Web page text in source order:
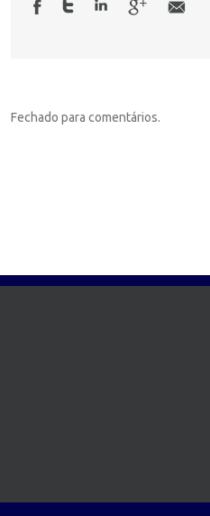
Fechado para comentários.